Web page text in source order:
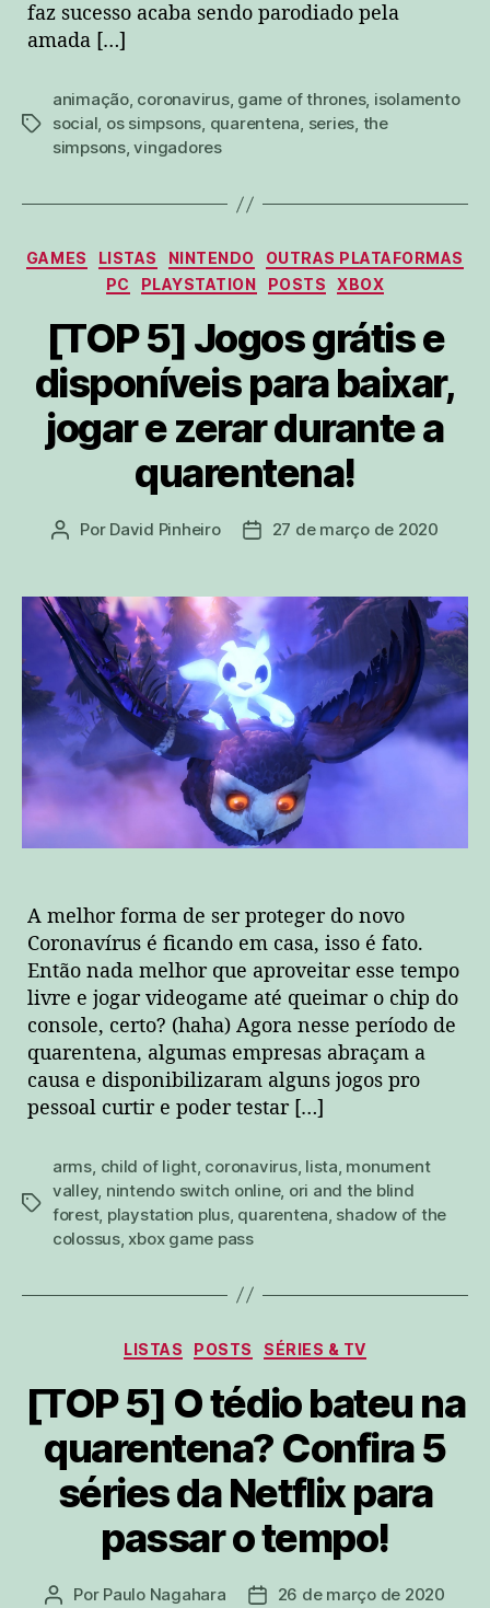
faz sucesso acaba sendo parodiado pela
amada […]
tags
animação, coronavirus, game of thrones, isolamento
social, os simpsons, quarentena, series, the
simpsons,vingadores
Categorias
GAMES LISTAS NINTENDO
OUTRAS PLATAFORMAS
PC
PLAYSTATION POSTS XBOX
[TOP 5] Jogos grátis e
disponíveis para baixar,
jogar e zerar durante a
quarentena!
Autor
Por David Pinheiro
Data27 de março de 2020
A melhor forma de ser proteger do novo
Coronavírus é ficando em casa, isso é fato.
Então nada melhor que aproveitar esse tempo
livre e jogar videogame até queimar o chip do
console, certo? (haha) Agora nesse período de
quarentena, algumas empresas abraçam a
causa e disponibilizaram alguns jogos pro
pessoal curtir e poder testar […]
tags
arms child of light, coronavirus, lista monument
valley, nintendo switch online, ori and the blind
forest, playstation plus, quarentena shadow of the
colossus, xbox game pass
Categorias
LISTAS POSTS SÉRIES & TV
[TOP 5] O tédio bateu na
quarentena? Confira 5
séries da Netflix para
passar o tempo!
Autor
Por Paulo Nagahara
Data26 de março de 2020